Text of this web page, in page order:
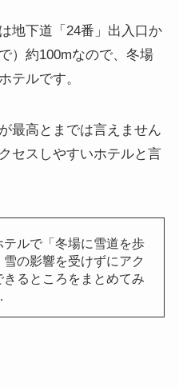
地下道「24番」出入口か
）約100mなので、冬場
テルです。
最高とまでは言えません
セスしやすいホテルと言
テルで「冬場に雪道を歩
雪の影響を受けずにアク
きるところをまとめてみ